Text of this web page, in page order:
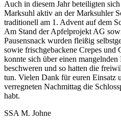
Auch in diesem Jahr beteiligten
Marksuhl aktiv an der Marksuhler
traditionell am 1. Advent auf dem
Am Stand der Apfelprojekt AG
Pausensnack wurden fleißig
sowie frischgebackene Crepes und
konnte sich über einen
beschweren und so hatten die
tun. Vielen Dank für euren Einsatz
verregneten Nachmittag die
habt.
SSA M. Johne